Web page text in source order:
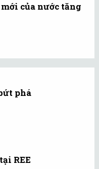
của nước tăng
phá
REE